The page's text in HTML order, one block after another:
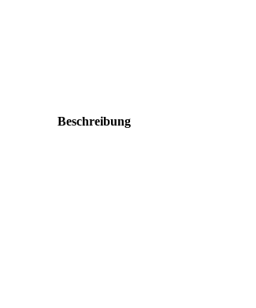
Beschreibung